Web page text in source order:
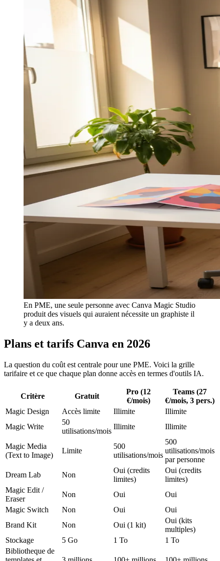
En PME, une seule personne avec Canva Magic Studio
produit des visuels qui auraient nécessite un graphiste il
y a deux ans.
Plans et tarifs Canva en 2026
La question du coût est centrale pour une PME. Voici la grille
tarifaire et ce que chaque plan donne accès en termes d'outils IA.
Critère Gratuit
Pro (12
€/mois)
Teams (27
€/mois, 3 pers.)
Magic Design
Accès limite Illimite
Illimite
Magic Write
50
utilisations/mois
Illimite Illimite
Magic Media
(Text to Image)
Limite
500
utilisations/mois
500
utilisations/mois
par personne
Dream Lab
Non
Oui (credits
limites)
Oui (credits
limites)
Magic Edit /
Eraser
Non Oui
Oui
Magic Switch
Non Oui
Oui
Brand Kit
Non Oui (1 kit)
Oui (kits
multiples)
Stockage
5 Go 1 To
1 To
Bibliotheque de